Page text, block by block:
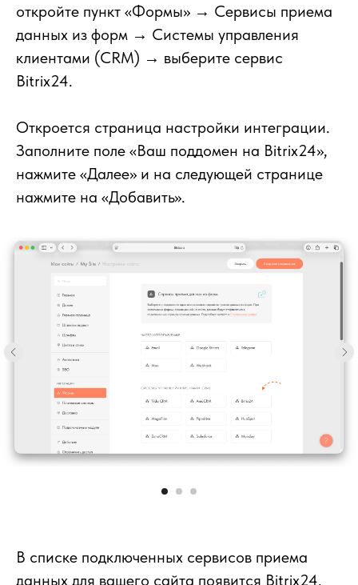
откройте пункт «Формы» → Сервисы приема
данных из форм → Системы управления
клиентами (CRM) → выберите сервис
Bitrix24.
Откроется страница настройки интеграции.
Заполните поле «Ваш поддомен на Bitrix24»,
нажмите «Далее» и на следующей странице
нажмите на «Добавить».
В списке подключенных сервисов приема
данных для вашего сайта появится Bitrix24.